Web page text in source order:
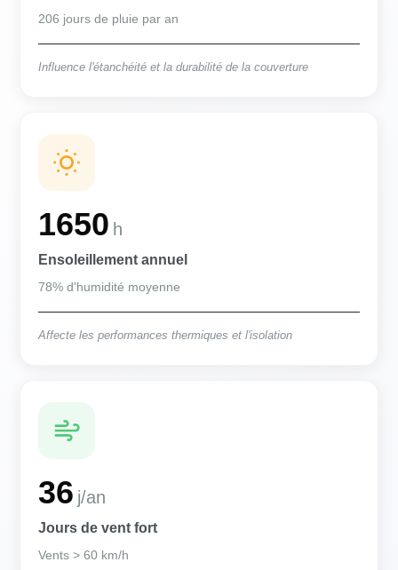
206 jours de pluie par an
Influence l'étanchéité et la durabilité de la couverture
1650 h
Ensoleillement annuel
78% d'humidité moyenne
Affecte les performances thermiques et l'isolation
36 j/an
Jours de vent fort
Vents > 60 km/h